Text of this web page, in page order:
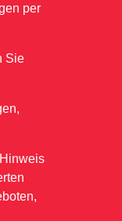
per
Sie